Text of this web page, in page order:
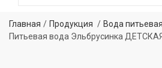
Главная Продукция
Вода питьевая
Питьевая вода Эльбрусинка